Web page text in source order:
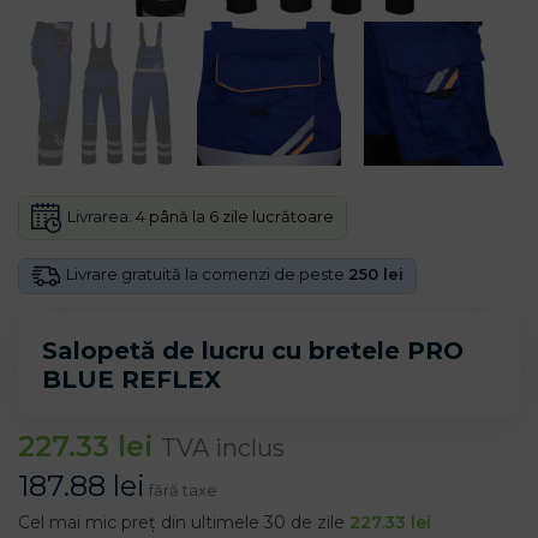
Salopetă de lucru cu bretele PRO
BLUE REFLEX
Livrare gratuită la comenzi de peste 250 lei
Livrarea: 4 până la 6 zile lucrătoare
227.33 lei TVA inclus
187.88 lei fără taxe
Cel mai mic preț din ultimele 30 de zile 227.33 lei